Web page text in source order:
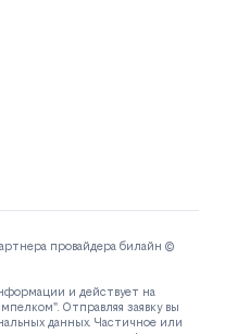
провайдера билайн ©
и действует на
Отправляя заявку вы
данных. Частичное или